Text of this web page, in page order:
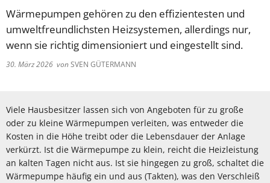
Wärmepumpen gehören zu den effizientesten und
umweltfreundlichsten Heizsystemen, allerdings nur,
wenn sie richtig dimensioniert und eingestellt sind.
30. März 2026 vonSVEN GÜTERMANN
Viele Hausbesitzer lassen sich von Angeboten für zu große
oder zu kleine Wärmepumpen verleiten, was entweder die
Kosten in die Höhe treibt oder die Lebensdauer der Anlage
verkürzt. Ist die Wärmepumpe zu klein, reicht die Heizleistung
an kalten Tagen nicht aus. Ist sie hingegen zu groß, schaltet die
Wärmepumpe häufig ein und aus (Takten), was den Verschleiß